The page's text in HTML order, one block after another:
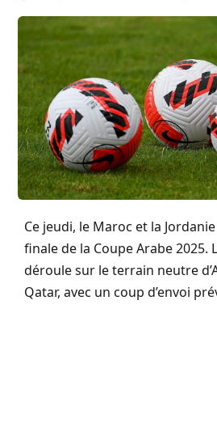
Ce jeudi, le Maroc et la
finale de la Coupe Arabe 2025.
déroule sur le terrain neutre
Qatar, avec un coup d’envoi